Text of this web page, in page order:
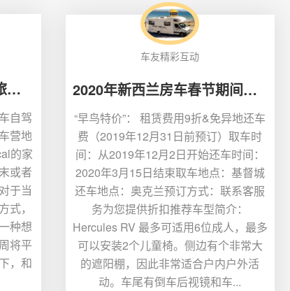
房车自驾攻略，关于房车旅行你最想知道的30个问题！
自驾
营地
的家
或者
于当
式，
种想
将平
，和
车友精彩互动
2020年新西兰房车春节期间租用早鸟优惠价
“早鸟特价”： 租赁费用9折&免异地还车
费（2019年12月31日前预订）取车时
间：从2019年12月2日开始还车时间：
2020年3月15日结束取车地点：基督城
还车地点：奥克兰预订方式：联系客服
务为您提供折扣推荐车型简介：
Hercules RV 最多可适用6位成人，最多
可以安装2个儿童椅。侧边有个非常大
的遮阳棚，因此非常适合户内户外活
动。车尾有倒车后视镜和车...